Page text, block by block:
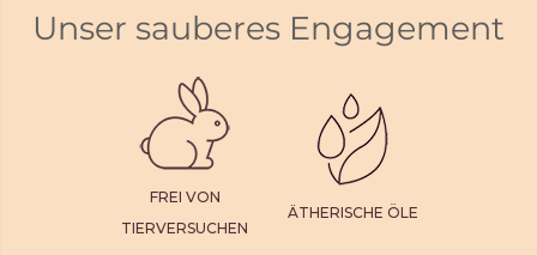
Unser sauberes Engagement
FREI VON
TIERVERSUCHEN
ÄTHERISCHE ÖLE